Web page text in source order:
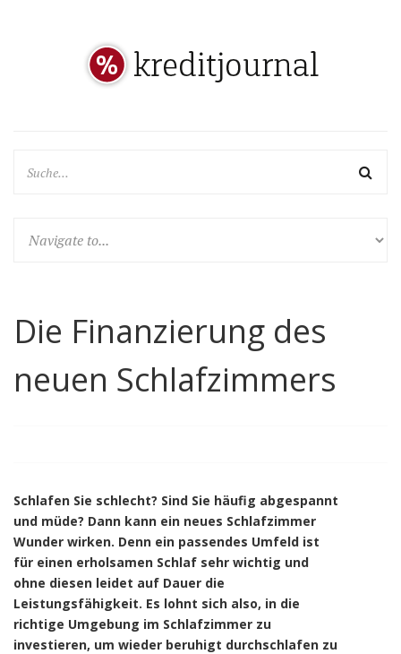
Die Finanzierung des
neuen Schlafzimmers
Schlafen Sie schlecht? Sind Sie häufig abgespannt
und müde? Dann kann ein neues Schlafzimmer
Wunder wirken. Denn ein passendes Umfeld ist
für einen erholsamen Schlaf sehr wichtig und
ohne diesen leidet auf Dauer die
Leistungsfähigkeit. Es lohnt sich also, in die
richtige Umgebung im Schlafzimmer zu
investieren, um wieder beruhigt durchschlafen zu